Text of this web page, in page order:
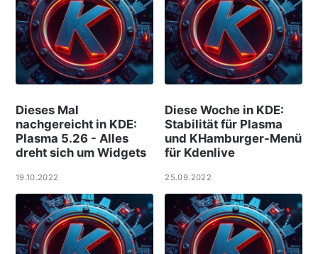
Dieses Mal
nachgereicht in KDE:
Plasma 5.26 - Alles
dreht sich um Widgets
19.10.2022
Diese Woche in KDE:
Stabilität für Plasma
und KHamburger-Menü
für Kdenlive
25.09.2022